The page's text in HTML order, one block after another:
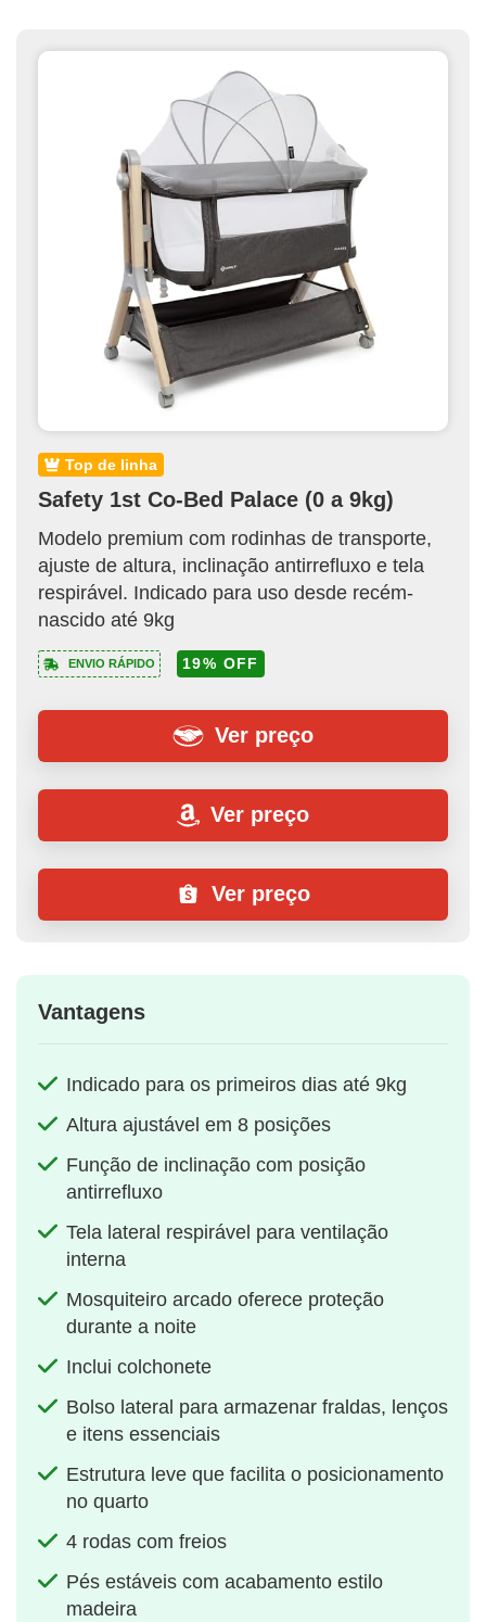
top de linha
Safety 1st Co-Bed Palace (0 a 9kg)
Modelo premium com rodinhas de transporte,
ajuste de altura, inclinação antirrefluxo e tela
respirável. Indicado para uso desde recém-
nascido até 9kg
ENVIO RÁPIDO 19% OFF
Ver preço
Ver preço
Ver preço
Vantagens
Indicado para os primeiros dias até 9kg
Altura ajustável em 8 posições
Função de inclinação com posição
antirrefluxo
Tela lateral respirável para ventilação
interna
Mosquiteiro arcado oferece proteção
durante a noite
Inclui colchonete
Bolso lateral para armazenar fraldas, lenços
e itens essenciais
Estrutura leve que facilita o posicionamento
no quarto
4 rodas com freios
Pés estáveis com acabamento estilo
madeira